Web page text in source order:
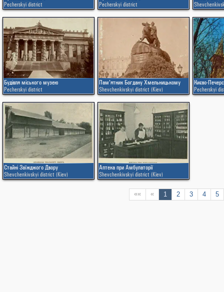
Pecherskyi district Pecherskyi district
Будівля міського музею
Pecherskyi district
Пам'ятник Богдану Хмельницькому
Shevchenkivskyi district (Kiev) Pecherskyi
Стайні Заїжджого Двору
Shevchenkivskyi district (Kiev)
Аптека при Амбулаторії
Shevchenkivskyi district (Kiev)
«« « 1 2 3 4 5